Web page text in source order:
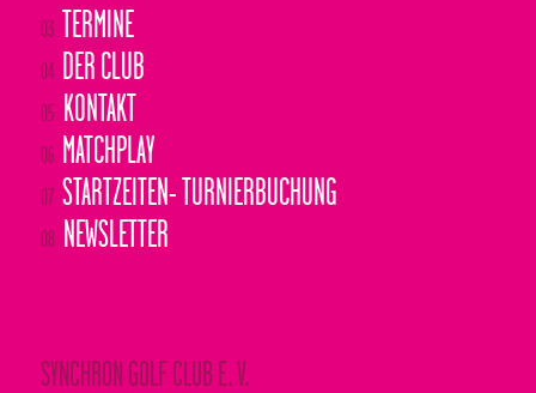
03 TERMINE
04 DER CLUB
05 KONTAKT
06 MATCHPLAY
07 STARTZEITEN- TURNIERBUCHUNG
08 NEWSLETTER
SYNCHRON GOLF CLUB E. V.